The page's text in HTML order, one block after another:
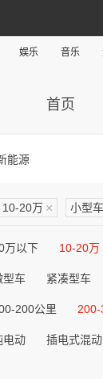
娱乐 音乐
首页
能源
10-20万 × 小型车
万以下 10-20万
型车 紧凑型车
200公里 200-
电动 插电式混动